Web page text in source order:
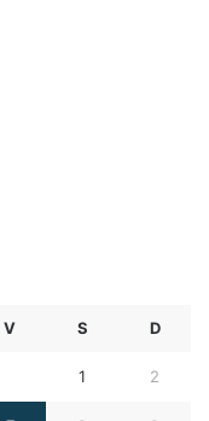
V S D
1 2